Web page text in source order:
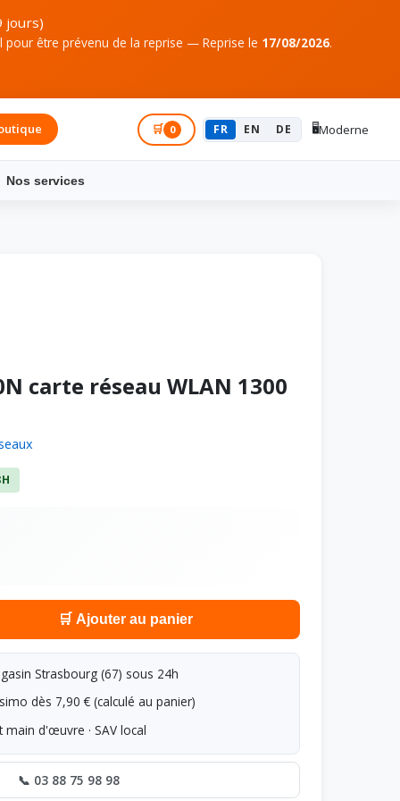
jours)
être prévenu de la reprise — Reprise le 17/08/2026.
🛒 0 FR EN DE 🖥️Moderne
Nos services
carte réseau WLAN 1300
🛒 Ajouter au panier
Strasbourg (67) sous 24h
dès 7,90 € (calculé au panier)
main d'œuvre · SAV local
📞 03 88 75 98 98